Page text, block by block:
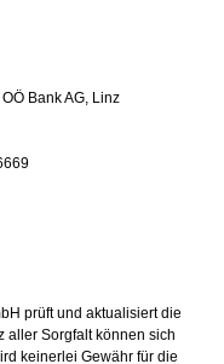
Bank AG, Linz
prüft und aktualisiert die
aller Sorgfalt können sich
keinerlei Gewähr für die